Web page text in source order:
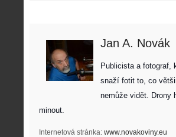
Jan A. Novák
Publicista a fotograf,
snaží fotit to, co
nemůže vidět. Drony
minout.
Internetová stránka: www.novakoviny.eu